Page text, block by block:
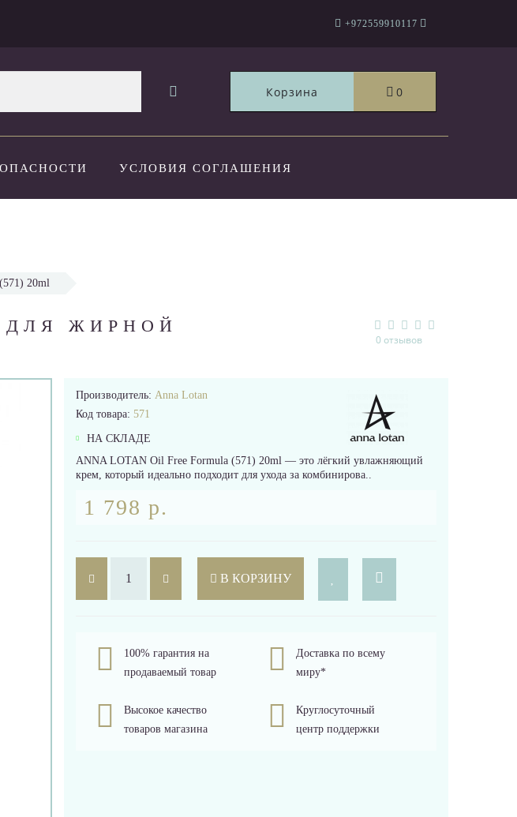
+972559910117
Корзина 0
УСЛОВИЯ СОГЛАШЕНИЯ
20ml
ЖИРНОЙ
0 отзывов
Производитель: Anna Lotan
Код товара: 571
НА СКЛАДЕ
ANNA LOTAN Oil Free Formula (571) 20ml — это лёгкий увлажняющий
крем, который идеально подходит для ухода за комбинирова..
1 798 р.
В КОРЗИНУ
100% гарантия на
продаваемый товар
Доставка по всему
миру*
Высокое качество
товаров магазина
Круглосуточный
центр поддержки